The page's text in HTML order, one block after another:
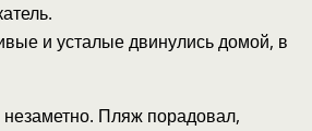
и усталые двинулись домой, в
Пляж порадовал,